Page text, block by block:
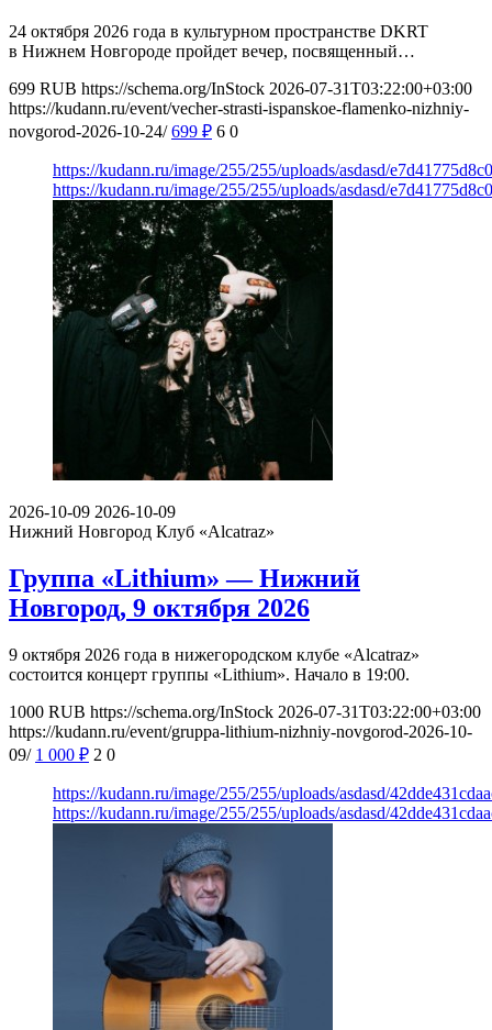
24 октября 2026 года в культурном пространстве DKRT
в Нижнем Новгороде пройдет вечер, посвященный…
699 RUB https://schema.org/InStock 2026-07-31T03:22:00+03:00
https://kudann.ru/event/vecher-strasti-ispanskoe-flamenko-nizhniy-
novgorod-2026-10-24/ 699 ₽ 6 0
https://kudann.ru/image/255/255/uploads/asdasd/
https://kudann.ru/image/255/255/uploads/asdasd/
2026-10-09 2026-10-09
Нижний Новгород Клуб «Alcatraz»
Группа «Lithium» — Нижний
Новгород, 9 октября 2026
9 октября 2026 года в нижегородском клубе «Alcatraz»
состоится концерт группы «Lithium». Начало в 19:00.
1000 RUB https://schema.org/InStock 2026-07-31T03:22:00+03:00
https://kudann.ru/event/gruppa-lithium-nizhniy-novgorod-2026-10-
09/ 1 000 ₽ 2 0
https://kudann.ru/image/255/255/uploads/asdasd/
https://kudann.ru/image/255/255/uploads/asdasd/